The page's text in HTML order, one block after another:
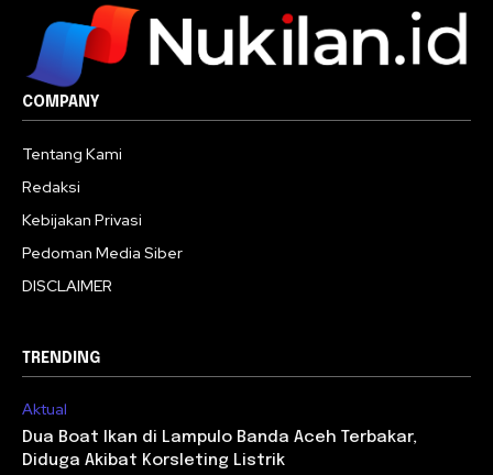
COMPANY
Tentang Kami
Redaksi
Kebijakan Privasi
Pedoman Media Siber
DISCLAIMER
TRENDING
Aktual
Dua Boat Ikan di Lampulo Banda Aceh Terbakar,
Diduga Akibat Korsleting Listrik